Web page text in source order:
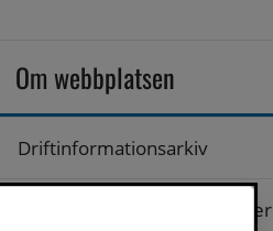
Om webbplatsen
Driftinformationsarkiv
Hantering av personuppgifter